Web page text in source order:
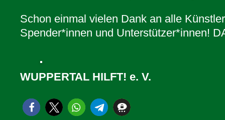
Schon einmal vielen Dank an alle
Spender*innen und Unterstützer*innen!
WUPPERTAL HILFT! e. V.